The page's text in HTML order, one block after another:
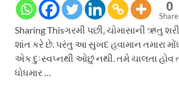
0
Sharing Thisગરમી પછી, ચોમાસાની ઋતુ
શાંત કરે છે. પરંતુ આ સુખદ હવામાન તમારા
એક દુઃસ્વપ્નથી ઓછું નથી. તમે ચાલતા હોવ
ધોધમાર …